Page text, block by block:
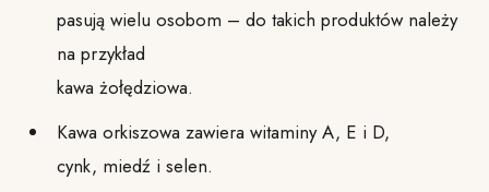
pasują wielu osobom – do takich produktów należy
na przykład
kawa żołędziowa.
Kawa orkiszowa zawiera witaminy A, E i D,
cynk, miedź i selen.